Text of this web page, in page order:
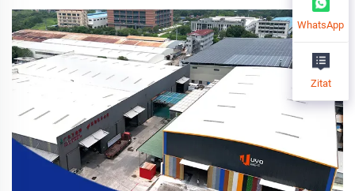
Nachhaltigkeit zeigt sich in seinen 20FT Erweiterbaren
Containerbüros…
WhatsApp
Zitat